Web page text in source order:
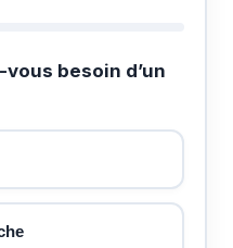
besoin d’un